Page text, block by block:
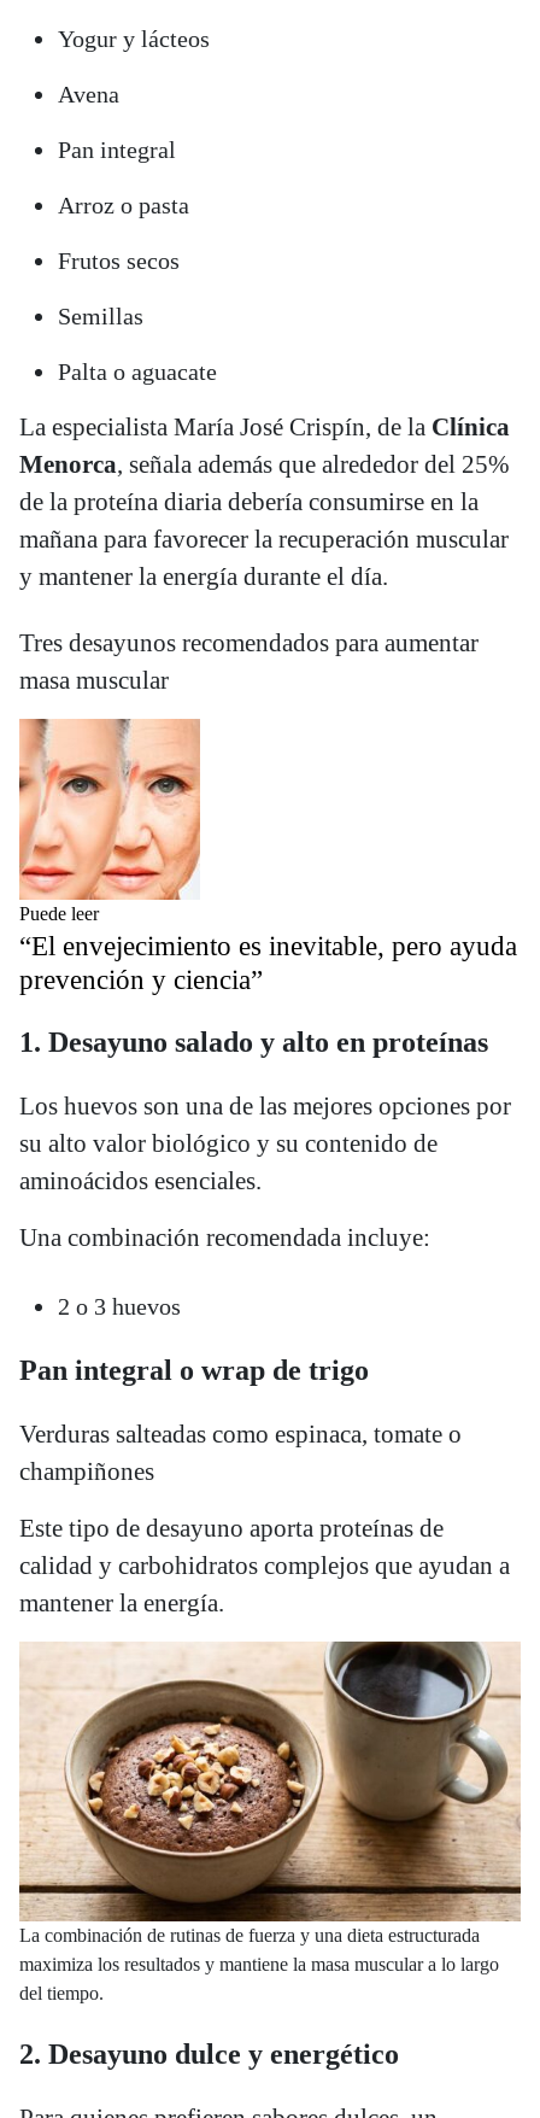
Yogur y lácteos
Avena
Pan integral
Arroz o pasta
Frutos secos
Semillas
Palta o aguacate
La especialista María José Crispín, de la Clínica
Menorca, señala además que alrededor del 25%
de la proteína diaria debería consumirse en la
mañana para favorecer la recuperación muscular
y mantener la energía durante el día.
Tres desayunos recomendados para aumentar
masa muscular
Puede leer
“El envejecimiento es inevitable, pero ayuda
prevención y ciencia”
1. Desayuno salado y alto en proteínas
Los huevos son una de las mejores opciones por
su alto valor biológico y su contenido de
aminoácidos esenciales.
Una combinación recomendada incluye:
2 o 3 huevos
Pan integral o wrap de trigo
Verduras salteadas como espinaca, tomate o
champiñones
Este tipo de desayuno aporta proteínas de
calidad y carbohidratos complejos que ayudan a
mantener la energía.
La combinación de rutinas de fuerza y una dieta estructurada
maximiza los resultados y mantiene la masa muscular a lo largo
del tiempo.
2. Desayuno dulce y energético